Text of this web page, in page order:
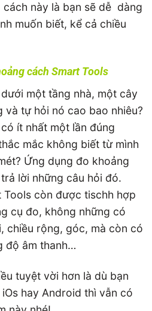
cách này là bạn sẽ dễ dàng
muốn biết, kể cả chiều
cách Smart Tools
một tầng nhà, một cây
và tự hỏi nó cao bao nhiêu?
ít nhất một lần đúng
mắc không biết từ mình
Ứng dụng đo khoảng
lời những câu hỏi đó.
Tools còn được tischh hợp
cụ đo, không những có
chiều rộng, góc, mà còn có
độ âm thanh…
tuyệt vời hơn là dù bạn
hay Android thì vẫn có